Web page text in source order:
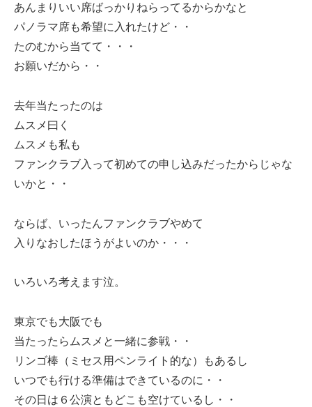
あんまりいい席ばっかりねらってるからかなと
パノラマ席も希望に入れたけど・・
たのむから当てて・・・
お願いだから・・
去年当たったのは
ムスメ曰く
ムスメも私も
ファンクラブ入って初めての申し込みだったからじゃな
いかと・・
ならば、いったんファンクラブやめて
入りなおしたほうがよいのか・・・
いろいろ考えます泣。
東京でも大阪でも
当たったらムスメと一緒に参戦・・
リンゴ棒（ミセス用ペンライト的な）もあるし
いつでも行ける準備はできているのに・・
その日は６公演ともどこも空けているし・・